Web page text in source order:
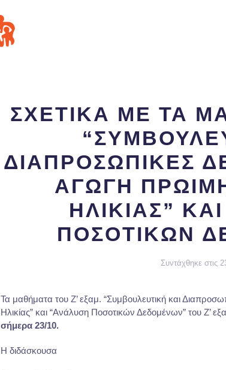
ΣΧΕΤΙΚΑ ΜΕ ΤΑ
ΔΙΑΠΡΟΣΩΠΙΚΕΣ
ΑΓΩΓΗ
ΗΛΙΚΙΑΣ”
ΠΟΣΟΤΙΚΩΝ
Συντάχθηκε στις
Τα μαθήματα του Ζ’ εξαμ. “Συμβουλευτική και
Ηλικίας” και “Ανάλυση Ποσοτικών Δεδομένων” του Ζ’
σήμερα 23/10.
Η διδάσκουσα